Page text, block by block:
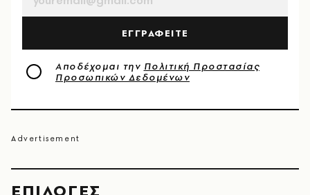
ΕΓΓΡΑΦΕΙΤΕ
Αποδέχομαι την Πολιτική Προστασίας
Προσωπικών Δεδομένων